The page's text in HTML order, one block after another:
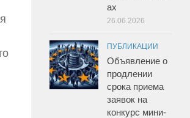
ах
26.06.2026
ПУБЛИКАЦИИ
Объявление о
продлении
срока приема
заявок на
конкурс мини-